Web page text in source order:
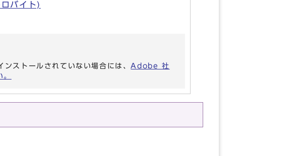
バイト)
ストールされていない場合には、Adobe 社